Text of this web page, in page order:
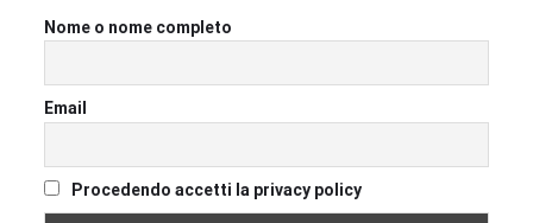
Nome o nome completo
Email
Procedendo accetti la privacy policy